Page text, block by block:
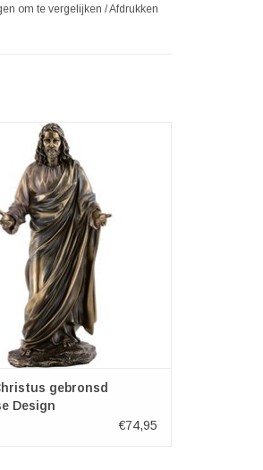
om te vergelijken /Afdrukken
creatie is gemaakt van een
van hars en vervolgens
en gesigneerd
door merk Veronese
(hxbxd)ca. 31cm x 15cm x
12cm
AAN WINKELWAGEN
gebronsd
Design
€74,95